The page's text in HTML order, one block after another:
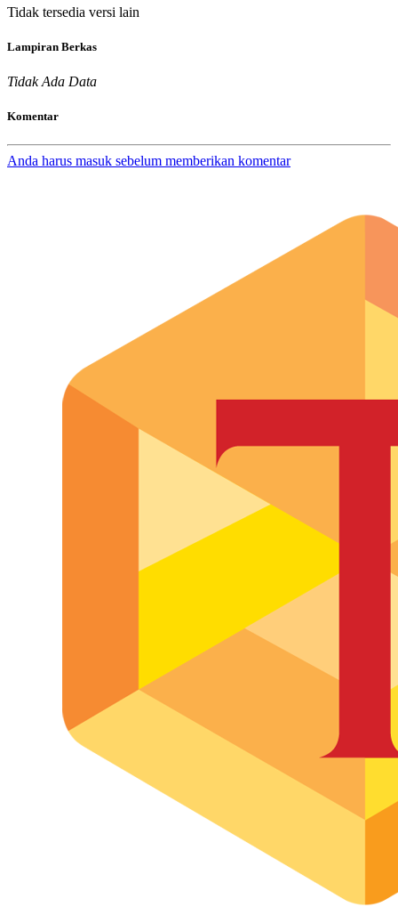
Tidak tersedia versi lain
Lampiran Berkas
Tidak Ada Data
Komentar
Anda harus masuk sebelum memberikan komentar